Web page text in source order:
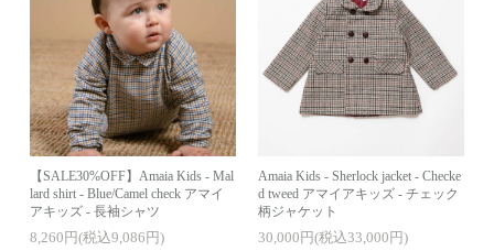
【SALE30%OFF】Amaia Kids - Mal
lard shirt - Blue/Camel check アマイ
アキッズ - 長袖シャツ
8,260円(税込9,086円)
Amaia Kids - Sherlock jacket - Checke
d tweed アマイアキッズ - チェック
柄ジャケット
30,000円(税込33,000円)